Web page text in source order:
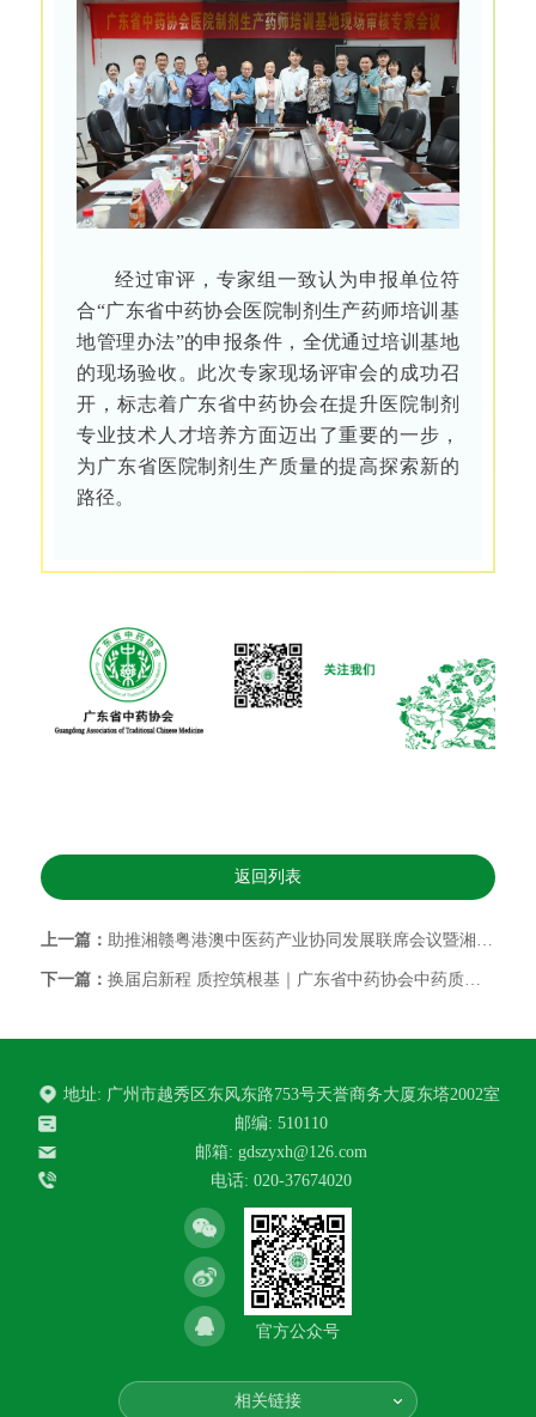
经过审评，专家组一致认为申报单位符
合“广东省中药协会医院制剂生产药师培训基
地管理办法”的申报条件，全优通过培训基地
的现场验收。此次专家现场评审会的成功召
开，标志着广东省中药协会在提升医院制剂
专业技术人才培养方面迈出了重要的一步，
为广东省医院制剂生产质量的提高探索新的
路径。
返回列表
上一篇： 助推湘赣粤港澳中医药产业协同发展联席会议暨湘赣粤港澳中医药全产业链协同发展联盟会议顺利召开
下一篇：换届启新程 质控筑根基｜广东省中药协会中药质量控制与标准研究专业委员会换届大会暨中药质控学术会议在穗顺利召开
地址: 广州市越秀区东风东路753号天誉商务大厦东塔2002室
邮编: 510110
邮箱: gdszyxh@126.com
电话: 020-37674020
官方公众号
相关链接